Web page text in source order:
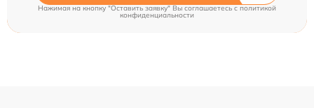
Нажимая на кнопку "Оставить заявку" Вы соглашаетесь c политикой
конфиденциальности